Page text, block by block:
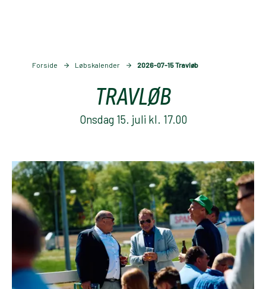
Forside Løbskalender 2026-07-15 Travløb
TRAVLØB
Onsdag 15. juli kl. 17.00